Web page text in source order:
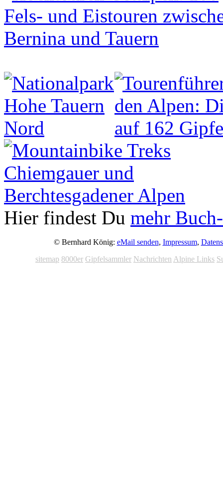
Hier findest Du mehr
© Bernhard König: eMail senden, Impressum,
sitemap 8000er Gipfelsammler Nachrichten Alpine Links